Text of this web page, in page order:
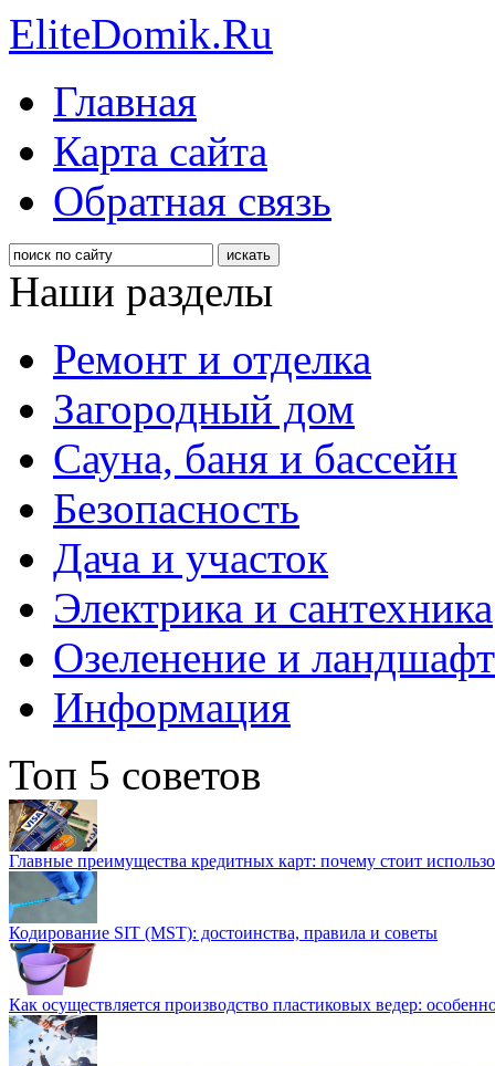
EliteDomik.Ru
Главная
Карта сайта
Обратная связь
Наши разделы
Ремонт и отделка
Загородный дом
Сауна, баня и бассейн
Безопасность
Дача и участок
Электрика и сантехника
Озеленение и
Информация
Топ 5 советов
Главные преимущества кредитных карт: почему стоит
Кодирование SIT (MST): достоинства, правила и советы
Как осуществляется производство пластиковых ведер: